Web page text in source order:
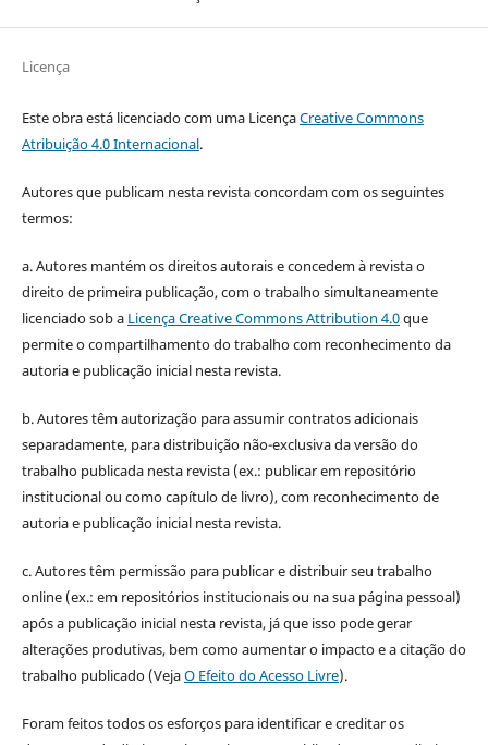
Licença
Este obra está licenciado com uma LicençaCreative Commons
Atribuição 4.0 Internacional.
Autores que publicam nesta revista concordam com os seguintes
termos:
a. Autores mantém os direitos autorais e concedem à revista o
direito de primeira publicação, com o trabalho simultaneamente
licenciado sob a Licença Creative Commons Attribution 4.0que
permite o compartilhamento do trabalho com reconhecimento da
autoria e publicação inicial nesta revista.
b. Autores têm autorização para assumir contratos adicionais
separadamente, para distribuição não-exclusiva da versão do
trabalho publicada nesta revista (ex.: publicar em repositório
institucional ou como capítulo de livro), com reconhecimento de
autoria e publicação inicial nesta revista.
c. Autores têm permissão para publicar e distribuir seu trabalho
online (ex.: em repositórios institucionais ou na sua página pessoal)
após a publicação inicial nesta revista, já que isso pode gerar
alterações produtivas, bem como aumentar o impacto e a citação do
trabalho publicado (VejaO Efeito do Acesso Livre).
Foram feitos todos os esforços para identificar e creditar os